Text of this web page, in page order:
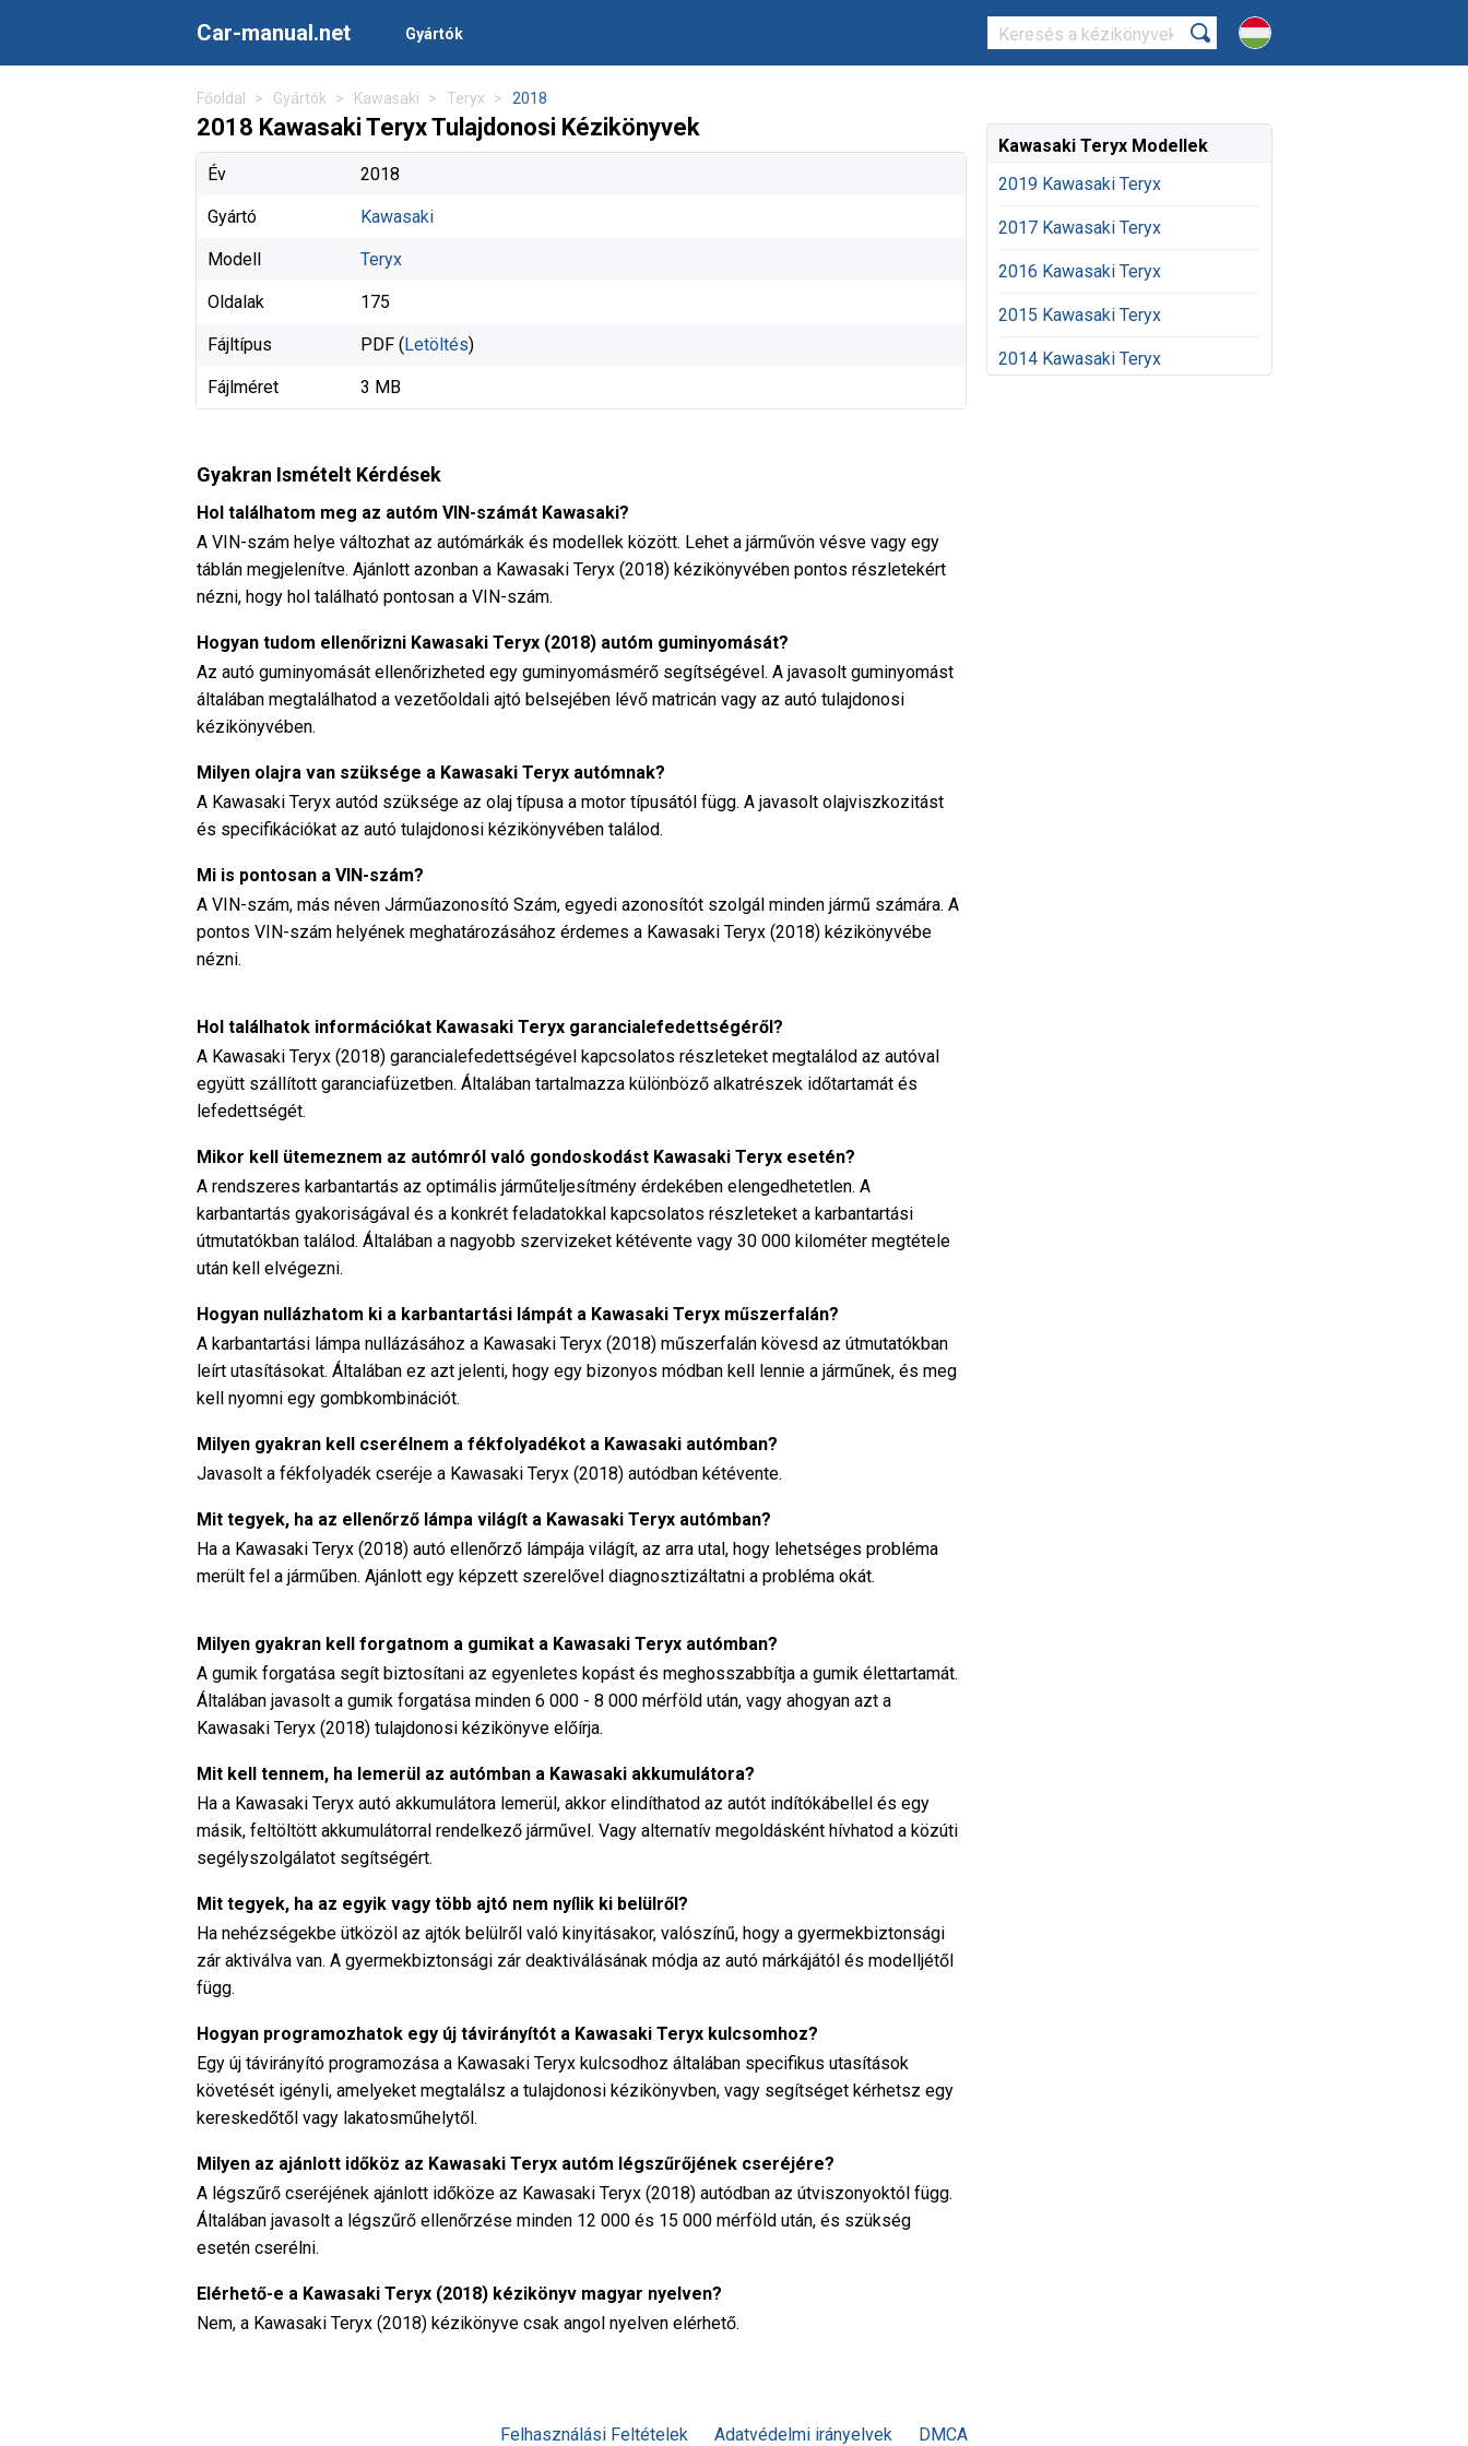
Car-manual.net Gyártók
Főoldal Gyártók Kawasaki Teryx 2018
2018 Kawasaki Teryx Tulajdonosi Kézikönyvek
Év 2018
Gyártó Kawasaki
Modell Teryx
Oldalak 175
Fájltípus PDF (Letöltés)
Fájlméret 3 MB
Gyakran Ismételt Kérdések
Hol találhatom meg az autóm VIN-számát Kawasaki?
A VIN-szám helye változhat az autómárkák és modellek között. Lehet a járművön vésve vagy egy
táblán megjelenítve. Ajánlott azonban a Kawasaki Teryx (2018) kézikönyvében pontos részletekért
nézni, hogy hol található pontosan a VIN-szám.
Hogyan tudom ellenőrizni Kawasaki Teryx (2018) autóm guminyomását?
Az autó guminyomását ellenőrizheted egy guminyomásmérő segítségével. A javasolt guminyomást
általában megtalálhatod a vezetőoldali ajtó belsejében lévő matricán vagy az autó tulajdonosi
kézikönyvében.
Milyen olajra van szüksége a Kawasaki Teryx autómnak?
A Kawasaki Teryx autód szüksége az olaj típusa a motor típusától függ. A javasolt olajviszkozitást
és specifikációkat az autó tulajdonosi kézikönyvében találod.
Mi is pontosan a VIN-szám?
A VIN-szám, más néven Járműazonosító Szám, egyedi azonosítót szolgál minden jármű számára. A
pontos VIN-szám helyének meghatározásához érdemes a Kawasaki Teryx (2018) kézikönyvébe
nézni.
Hol találhatok információkat Kawasaki Teryx garancialefedettségéről?
A Kawasaki Teryx (2018) garancialefedettségével kapcsolatos részleteket megtalálod az autóval
együtt szállított garanciafüzetben. Általában tartalmazza különböző alkatrészek időtartamát és
lefedettségét.
Mikor kell ütemeznem az autómról való gondoskodást Kawasaki Teryx esetén?
A rendszeres karbantartás az optimális járműteljesítmény érdekében elengedhetetlen. A
karbantartás gyakoriságával és a konkrét feladatokkal kapcsolatos részleteket a karbantartási
útmutatókban találod. Általában a nagyobb szervizeket kétévente vagy 30 000 kilométer megtétele
után kell elvégezni.
Hogyan nullázhatom ki a karbantartási lámpát a Kawasaki Teryx műszerfalán?
A karbantartási lámpa nullázásához a Kawasaki Teryx (2018) műszerfalán kövesd az útmutatókban
leírt utasításokat. Általában ez azt jelenti, hogy egy bizonyos módban kell lennie a járműnek, és meg
kell nyomni egy gombkombinációt.
Milyen gyakran kell cserélnem a fékfolyadékot a Kawasaki autómban?
Javasolt a fékfolyadék cseréje a Kawasaki Teryx (2018) autódban kétévente.
Mit tegyek, ha az ellenőrző lámpa világít a Kawasaki Teryx autómban?
Ha a Kawasaki Teryx (2018) autó ellenőrző lámpája világít, az arra utal, hogy lehetséges probléma
merült fel a járműben. Ajánlott egy képzett szerelővel diagnosztizáltatni a probléma okát.
Milyen gyakran kell forgatnom a gumikat a Kawasaki Teryx autómban?
A gumik forgatása segít biztosítani az egyenletes kopást és meghosszabbítja a gumik élettartamát.
Általában javasolt a gumik forgatása minden 6 000 - 8 000 mérföld után, vagy ahogyan azt a
Kawasaki Teryx (2018) tulajdonosi kézikönyve előírja.
Mit kell tennem, ha lemerül az autómban a Kawasaki akkumulátora?
Ha a Kawasaki Teryx autó akkumulátora lemerül, akkor elindíthatod az autót indítókábellel és egy
másik, feltöltött akkumulátorral rendelkező járművel. Vagy alternatív megoldásként hívhatod a közúti
segélyszolgálatot segítségért.
Mit tegyek, ha az egyik vagy több ajtó nem nyílik ki belülről?
Ha nehézségekbe ütközöl az ajtók belülről való kinyitásakor, valószínű, hogy a gyermekbiztonsági
zár aktiválva van. A gyermekbiztonsági zár deaktiválásának módja az autó márkájától és modelljétől
függ.
Hogyan programozhatok egy új távirányítót a Kawasaki Teryx kulcsomhoz?
Egy új távirányító programozása a Kawasaki Teryx kulcsodhoz általában specifikus utasítások
követését igényli, amelyeket megtalálsz a tulajdonosi kézikönyvben, vagy segítséget kérhetsz egy
kereskedőtől vagy lakatosműhelytől.
Milyen az ajánlott időköz az Kawasaki Teryx autóm légszűrőjének cseréjére?
A légszűrő cseréjének ajánlott időköze az Kawasaki Teryx (2018) autódban az útviszonyoktól függ.
Általában javasolt a légszűrő ellenőrzése minden 12 000 és 15 000 mérföld után, és szükség
esetén cserélni.
Elérhető-e a Kawasaki Teryx (2018) kézikönyv magyar nyelven?
Nem, a Kawasaki Teryx (2018) kézikönyve csak angol nyelven elérhető.
Kawasaki Teryx Modellek
2019 Kawasaki Teryx
2017 Kawasaki Teryx
2016 Kawasaki Teryx
2015 Kawasaki Teryx
2014 Kawasaki Teryx
Felhasználási Feltételek Adatvédelmi irányelvek DMCA